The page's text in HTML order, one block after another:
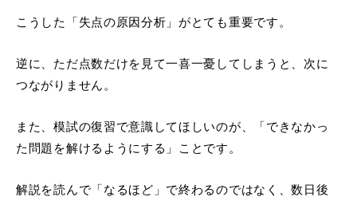
こうした「失点の原因分析」がとても重要です。
逆に、ただ点数だけを見て一喜一憂してしまうと、次に
つながりません。
また、模試の復習で意識してほしいのが、「できなかっ
た問題を解けるようにする」ことです。
解説を読んで「なるほど」で終わるのではなく、数日後